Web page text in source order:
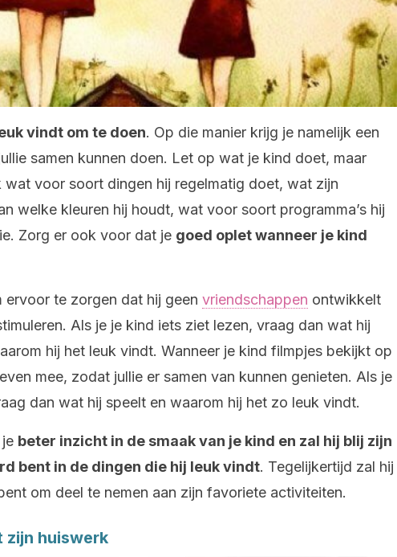
vindt om te doen. Op die manier krijg je namelijk een
samen kunnen doen. Let op wat je kind doet, maar
wat voor soort dingen hij regelmatig doet, wat zijn
welke kleuren hij houdt, wat voor soort programma’s hij
Zorg er ook voor dat je goed oplet wanneer je kind
ervoor te zorgen dat hij geen vriendschappen ontwikkelt
Als je je kind iets ziet lezen, vraag dan wat hij
hij het leuk vindt. Wanneer je kind filmpjes bekijkt op
mee, zodat jullie er samen van kunnen genieten. Als je
dan wat hij speelt en waarom hij het zo leuk vindt.
beter inzicht in de smaak van je kind en zal hij blij zijn
bent in de dingen die hij leuk vindt. Tegelijkertijd zal hij
om deel te nemen aan zijn favoriete activiteiten.
zijn huiswerk